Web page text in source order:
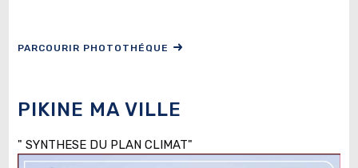
PARCOURIR PHOTOTHÉQUE
PIKINE MA VILLE
" SYNTHESE DU PLAN CLIMAT"